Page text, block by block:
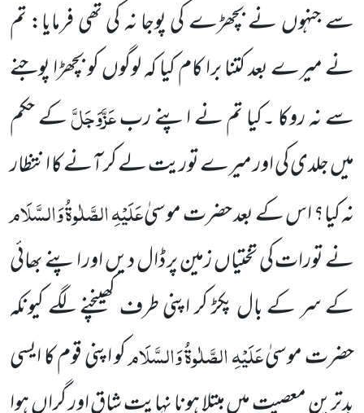
سے جنہوں نے بچھڑے کی پوجا نہ کی تھی فرمایا: تم
نے میرے بعد کتنا برا کام کیا کہ لوگوں کو بچھڑا پوجنے
سے نہ روکا ۔کیا تم نے اپنے ربعَزَّوَجَلَّکے حکم
میں جلدی کی اور میرے توریت لے کر آنے کا انتظار
نہ کیا؟ اس کے بعد حضرت موسیٰعَلَیْہِ الصَّلٰوۃُ وَالسَّلَام
نے تورات کی تختیاں زمین پر ڈال دیں اور اپنے بھائی
کے سر کے بال پکڑ کر اپنی طرف کھینچنے لگے کیونکہ
حضرت موسیٰعَلَیْہِ الصَّلٰوۃُ وَالسَّلَامکو اپنی قوم کا ایسی
بدترین معصیت میں مبتلا ہونا نہایت شاق اور گراں ہوا